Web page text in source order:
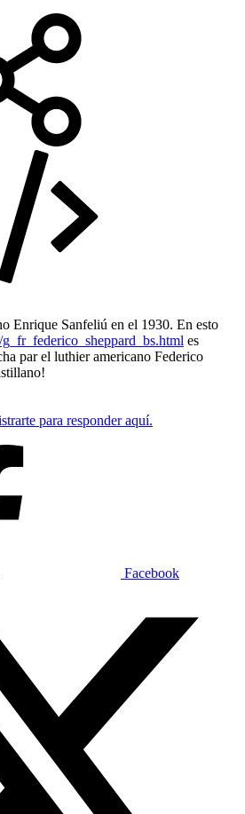
Enrique Sanfeliú en el 1930. En esto
es
par el luthier americano Federico
para responder aquí.
Facebook